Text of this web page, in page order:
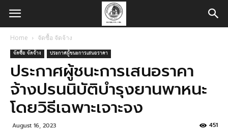
Home จัดซื้อ จัดจ้าง
จัดซื้อ จัดจ้าง ประกาศผู้ชนะการเสนอราคา
ประกาศผู้ชนะการเสนอราคา
จ้างปรนนิบัติบำรุงยานพาหนะ
โดยวิธีเฉพาะเจาะจง
August 16, 2023 451